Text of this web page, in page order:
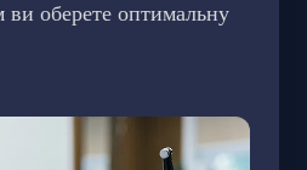
ви оберете оптимальну